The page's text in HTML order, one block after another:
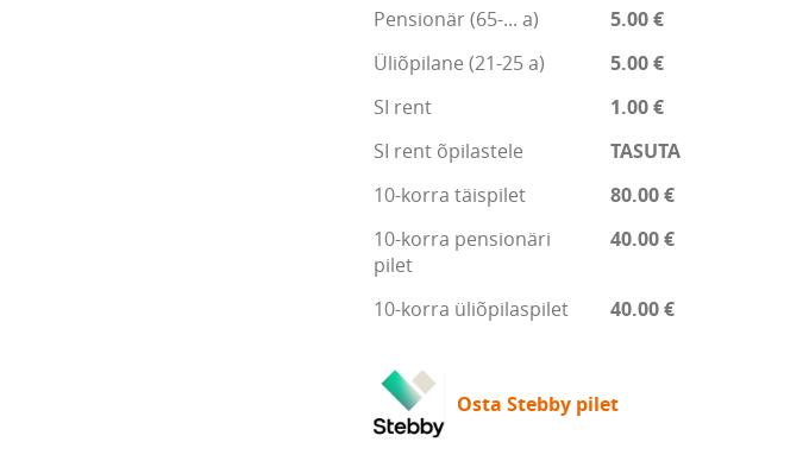
Pensionär (65-... a)
5.00 €
Üliõpilane (21-25 a)
5.00 €
SI rent
1.00 €
SI rent õpilastele
TASUTA
10-korra täispilet
80.00 €
10-korra pensionäri
pilet
40.00 €
10-korra üliõpilaspilet 40.00 €
Osta Stebby pilet